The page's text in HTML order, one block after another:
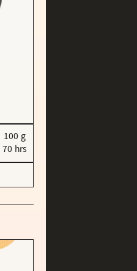
100 g
70 hrs